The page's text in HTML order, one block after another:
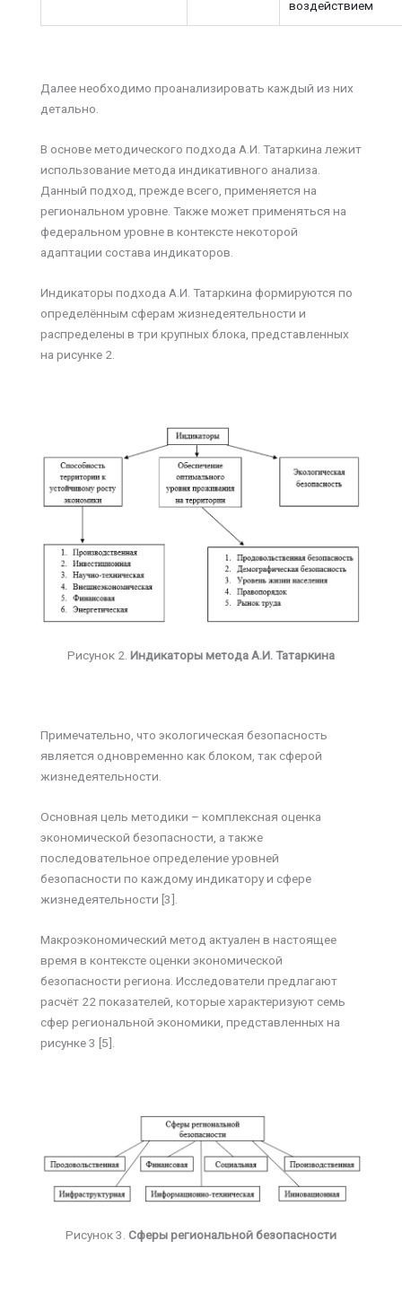
воздействием
Далее необходимо проанализировать каждый из них
детально.
В основе методического подхода А.И. Татаркина лежит
использование метода индикативного анализа.
Данный подход, прежде всего, применяется на
региональном уровне. Также может применяться на
федеральном уровне в контексте некоторой
адаптации состава индикаторов.
Индикаторы подхода А.И. Татаркина формируются по
определённым сферам жизнедеятельности и
распределены в три крупных блока, представленных
на рисунке 2.
Рисунок 2. Индикаторы метода А.И. Татаркина
Примечательно, что экологическая безопасность
является одновременно как блоком, так сферой
жизнедеятельности.
Основная цель методики – комплексная оценка
экономической безопасности, а также
последовательное определение уровней
безопасности по каждому индикатору и сфере
жизнедеятельности [3].
Макроэкономический метод актуален в настоящее
время в контексте оценки экономической
безопасности региона. Исследователи предлагают
расчёт 22 показателей, которые характеризуют семь
сфер региональной экономики, представленных на
рисунке 3 [5].
Рисунок 3. Сферы региональной безопасности